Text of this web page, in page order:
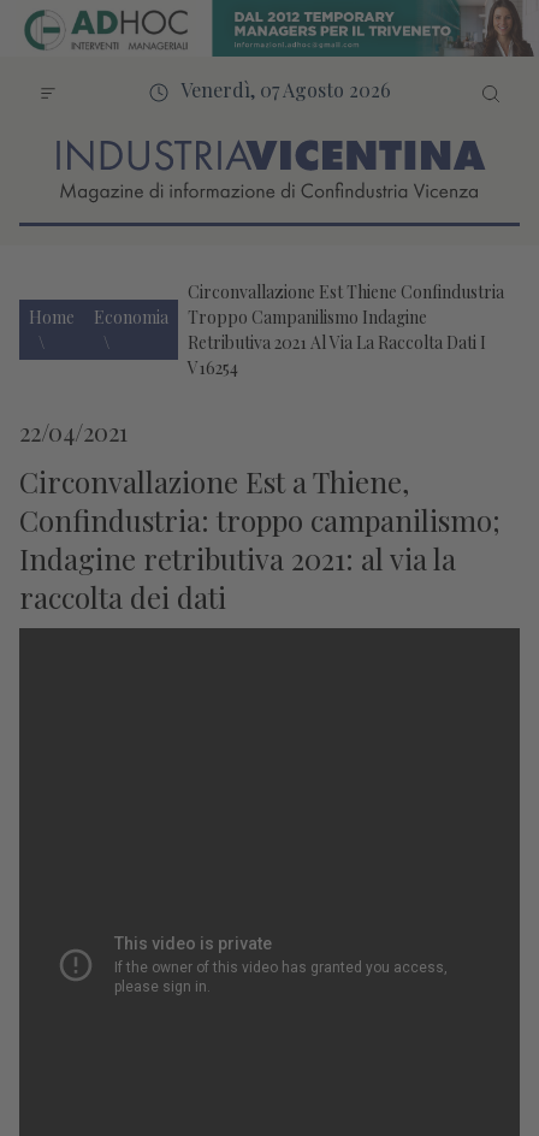
Venerdì, 07 Agosto 2026
Home Economia
Circonvallazione Est Thiene Confindustria
Troppo Campanilismo Indagine
Retributiva 2021 Al Via La Raccolta Dati I
V16254
22/04/2021
Circonvallazione Est a Thiene,
Confindustria: troppo campanilismo;
Indagine retributiva 2021: al via la
raccolta dei dati